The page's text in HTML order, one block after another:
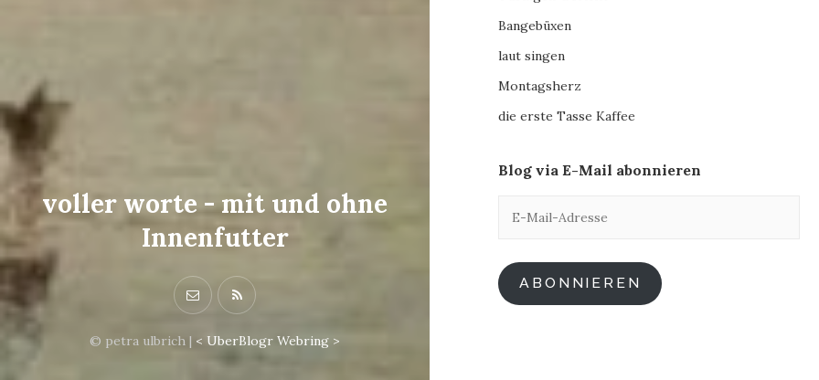
voller worte - mit und ohne
Innenfutter
© petra ulbrich | < UberBlogr Webring >
Bangebüxen
laut singen
Montagsherz
die erste Tasse Kaffee
Blog via E-Mail abonnieren
Mail-
ABONNIEREN